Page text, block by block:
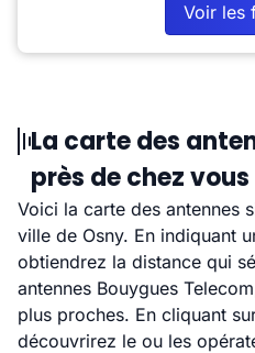
Voir les
La carte des
près de chez vous
Voici la carte des antennes
ville de Osny. En indiquant
obtiendrez la distance qui
antennes Bouygues
plus proches. En cliquant
découvrirez le ou les